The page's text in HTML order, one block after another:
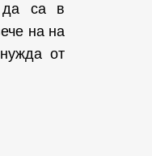
да са в
на на
от